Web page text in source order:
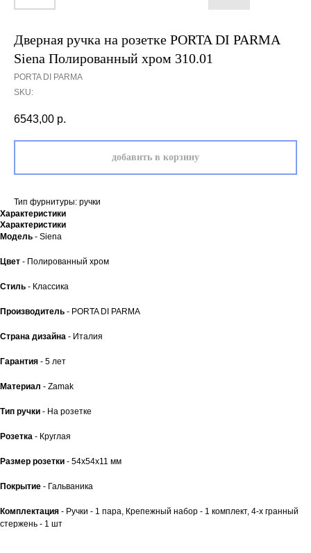
Дверная ручка на розетке PORTA DI PARMA
Siena Полированный хром 310.01
PORTA DI PARMA
SKU:
6543,00 р.
добавить в корзину
Тип фурнитуры: ручки
Характеристики
Характеристики
Модель - Siena
Цвет - Полированный хром
Стиль - Классика
Производитель - PORTA DI PARMA
Страна дизайна - Италия
Гарантия - 5 лет
Материал - Zamak
Тип ручки - На розетке
Розетка - Круглая
Размер розетки - 54x54x11 мм
Покрытие - Гальваника
Комплектация - Ручки - 1 пара, Крепежный набор - 1 комплект, 4-х гранный
стержень - 1 шт